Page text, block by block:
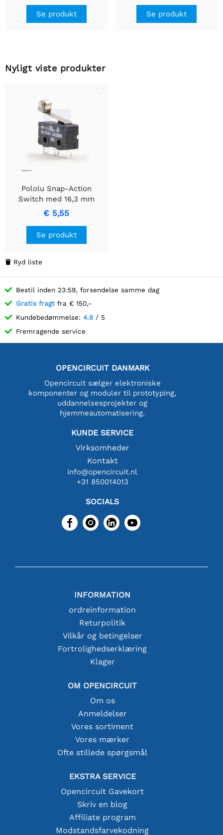
Se produkt Se produkt
Nyligt viste produkter
Pololu Snap-Action
Switch med 16,3 mm
rullehåndtag: 3-benet,
SPDT, 5A
€ 5,55
Se produkt
 Ryd liste
Bestil inden 23:59, forsendelse samme dag
Gratis fragt fra € 150,-
Kundebedømmelse: 4.8 / 5
Fremragende service
OPENCIRCUIT DANMARK
Opencircuit sælger elektroniske
komponenter og moduler til prototyping,
uddannelsesprojekter og
hjemmeautomatisering.
KUNDE SERVICE
Virksomheder
Kontakt
info@opencircuit.nl
+31 850014013
SOCIALS
INFORMATION
ordreinformation
Returpolitik
Vilkår og betingelser
Fortrolighedserklæring
Klager
OM OPENCIRCUIT
Om os
Anmeldelser
Vores sortiment
Vores mærker
Ofte stillede spørgsmål
EKSTRA SERVICE
Opencircuit Gavekort
Skriv en blog
Affiliate program
Modstandsfarvekodning